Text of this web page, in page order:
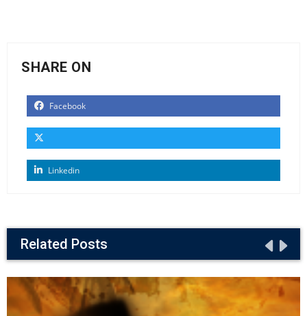
SHARE ON
Facebook
Linkedin
Related Posts